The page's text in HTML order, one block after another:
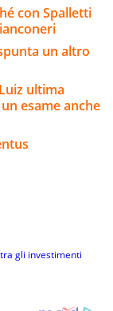
con Spalletti
un altro
ultima
esame anche
gli investimenti